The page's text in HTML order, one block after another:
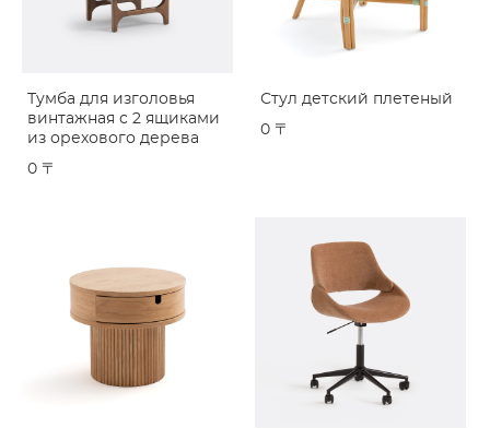
Тумба для изголовья
винтажная с 2 ящиками
из орехового дерева
0 〒
Стул детский плетеный
0 〒